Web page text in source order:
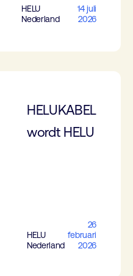
HELU
Nederland
14 juli
2026
HELUKABEL
wordt HELU
HELU
Nederland
26
februari
2026